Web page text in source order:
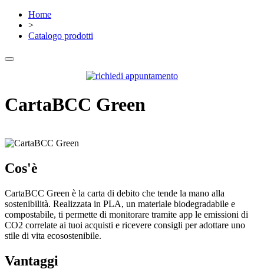
Home
>
Catalogo prodotti
CartaBCC Green
Cos'è
CartaBCC Green è la carta di debito che tende la mano alla
sostenibilità. Realizzata in PLA, un materiale biodegradabile e
compostabile, ti permette di monitorare tramite app le emissioni di
CO2 correlate ai tuoi acquisti e ricevere consigli per adottare uno
stile di vita ecosostenibile.
Vantaggi